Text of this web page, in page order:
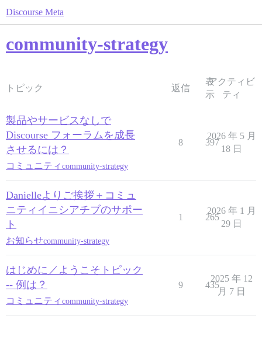
Discourse Meta
community-strategy
トピック 返信
表
示
アクティビ
ティ
製品やサービスなしで
Discourse フォーラムを成長
させるには？
コミュニティ community-strategy
8 397
2026 年 5 月
18 日
Danielleよりご挨拶＋コミュ
ニティイニシアチブのサポー
ト
お知らせcommunity-strategy
1 265
2026 年 1 月
29 日
はじめに／ようこそトピック
-- 例は？
コミュニティ community-strategy
9 435
2025 年 12
月 7 日